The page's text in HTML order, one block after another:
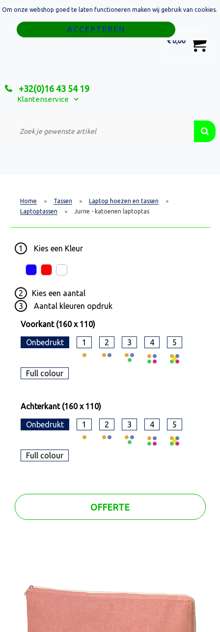
€ 0,00
+32(0)16 43 54 19
Klantenservice
Home
Relatiegeschenken
Custom Made Projecten
Home > Tassen > Laptop hoezen en tassen >
Laptoptassen > Jurne - katoenen laptoptas
1 Kies een Kleur
2 Kies een aantal
3
Aantal kleuren opdruk
Voorkant (160 x 110)
Onbedrukt 1 2 3 4 5
Full colour
Achterkant (160 x 110)
Onbedrukt 1 2 3 4 5
Full colour
OFFERTE
Om onze webshop goed te laten functioneren maken wij gebruik van cookies.